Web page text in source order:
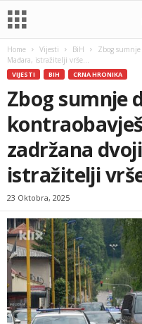
Home Vijesti BiH
Zbog
Mađara, istražitelji vrše...
VIJESTI BIH CRNA HRONIKA
Zbog sumnje
zadržana
istražitelji
23 Oktobra, 2025